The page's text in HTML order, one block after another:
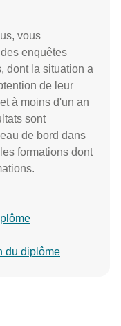
vous
enquêtes
dont la situation a
de leur
à moins d'un an
sont
de bord dans
formations dont
du diplôme